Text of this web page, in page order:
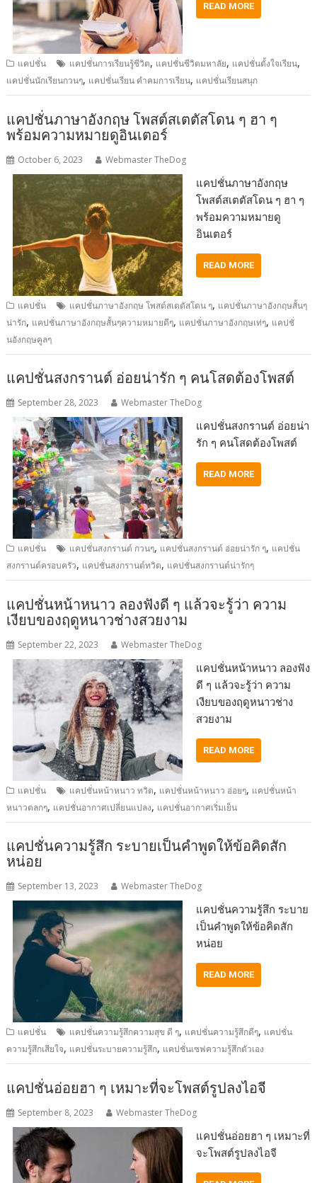
READ MORE
แคปชั่น แคปชั่นการเรียนรู้ชีวิต, แคปชั่นชีวิตมหาลัย, แคปชั่นตั้งใจเรียน,
แคปชั่นนักเรียนกวนๆ, แคปชั่นเรียน คำคมการเรียน, แคปชั่นเรียนสนุก
แคปชั่นภาษาอังกฤษ โพสต์สเตตัสโดน ๆ ฮา ๆ
พร้อมความหมายดูอินเตอร์
October 6, 2023 Webmaster TheDog
แคปชั่นภาษาอังกฤษ
โพสต์สเตตัสโดน ๆ ฮา ๆ
พร้อมความหมายดู
อินเตอร์
READ MORE
แคปชั่น แคปชั่นภาษาอังกฤษ โพสต์สเตตัสโดน ๆ, แคปชั่นภาษาอังกฤษสั้นๆ
น่ารัก, แคปชั่นภาษาอังกฤษสั้นๆความหมายดีๆ, แคปชั่นภาษาอังกฤษเท่ๆ, แคปชั่
นอังกฤษคูลๆ
แคปชั่นสงกรานต์ อ่อยน่ารัก ๆ คนโสดต้องโพสต์
September 28, 2023 Webmaster TheDog
แคปชั่นสงกรานต์ อ่อยน่า
รัก ๆ คนโสดต้องโพสต์
READ MORE
แคปชั่น แคปชั่นสงกรานต์ กวนๆ, แคปชั่นสงกรานต์ อ่อยน่ารัก ๆ, แคปชั่น
สงกรานต์ครอบครัว, แคปชั่นสงกรานต์ทวิต, แคปชั่นสงกรานต์น่ารักๆ
แคปชั่นหน้าหนาว ลองฟังดี ๆ แล้วจะรู้ว่า ความ
เงียบของฤดูหนาวช่างสวยงาม
September 22, 2023 Webmaster TheDog
แคปชั่นหน้าหนาว ลองฟัง
ดี ๆ แล้วจะรู้ว่า ความ
เงียบของฤดูหนาวช่าง
สวยงาม
READ MORE
แคปชั่น แคปชั่นหน้าหนาว ทวิต, แคปชั่นหน้าหนาว อ่อยๆ, แคปชั่นหน้า
หนาวตลกๆ, แคปชั่นอากาศเปลี่ยนแปลง, แคปชั่นอากาศเริ่มเย็น
แคปชั่นความรู้สึก ระบายเป็นคำพูดให้ข้อคิดสัก
หน่อย
September 13, 2023 Webmaster TheDog
แคปชั่นความรู้สึก ระบาย
เป็นคำพูดให้ข้อคิดสัก
หน่อย
READ MORE
แคปชั่น แคปชั่นความรู้สึกความสุข ดี ๆ, แคปชั่นความรู้สึกดีๆ, แคปชั่น
ความรู้สึกเสียใจ, แคปชั่นระบายความรู้สึก, แคปชั่นเซฟความรู้สึกตัวเอง
แคปชั่นอ่อยฮา ๆ เหมาะที่จะโพสต์รูปลงไอจี
September 8, 2023 Webmaster TheDog
แคปชั่นอ่อยฮา ๆ เหมาะที่
จะโพสต์รูปลงไอจี